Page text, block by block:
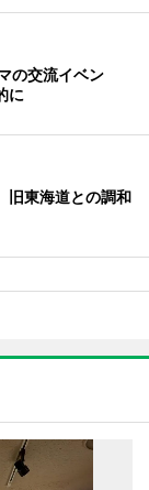
の交流イベン
に
東海道との調和